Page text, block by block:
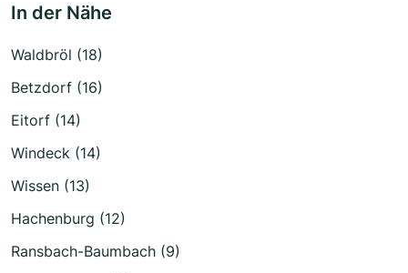
In der Nähe
Waldbröl (18)
Betzdorf (16)
Eitorf (14)
Windeck (14)
Wissen (13)
Hachenburg (12)
Ransbach-Baumbach (9)